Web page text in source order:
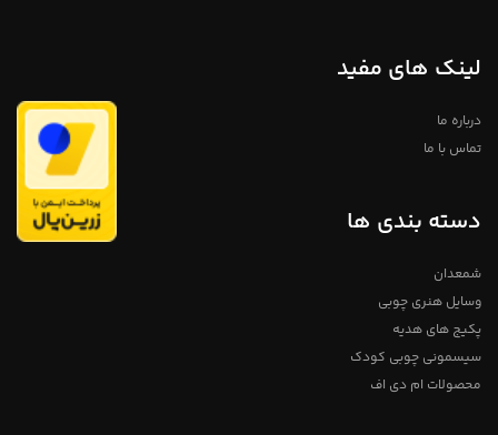
13 سانتی متر عرض 4 الی 5 سانتی
متر رنگ : همرنگ چوب با لایه نیم پلی
استر اگر شما به دنبال ایده های
جدید برای طراحی هستید به شما وب
سایت pinterest را پیشنهاد میدهیم
برای اطلاعات بیشتر از طریق دایرکت و
یا به شماره 09357478096 از طریق
واتساپ و تلگرام پیام بدید لطفا توجه
داشته باشید که به دلیل اختصاصی و
دست ساز بودن مجموعه های چوبی
لینک های مفید
درباره ما
تماس با ما
دسته بندی ها
شمعدان
وسایل هنری چوبی
پکیج های هدیه
سیسمونی چوبی کودک
محصولات ام دی اف